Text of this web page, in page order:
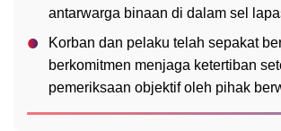
antarwarga binaan di dalam sel
Korban dan pelaku telah sepakat
berkomitmen menjaga ketertiban
pemeriksaan objektif oleh pihak